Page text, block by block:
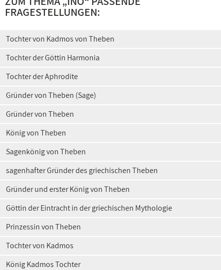
FRAGESTELLUNGEN:
Tochter von Kadmos von Theben
Tochter der Göttin Harmonia
Tochter der Aphrodite
Gründer von Theben (Sage)
Gründer von Theben
König von Theben
Sagenkönig von Theben
sagenhafter Gründer des griechischen Theben
Gründer und erster König von Theben
Göttin der Eintracht in der griechischen Mythologie
Prinzessin von Theben
Tochter von Kadmos
König Kadmos Tochter